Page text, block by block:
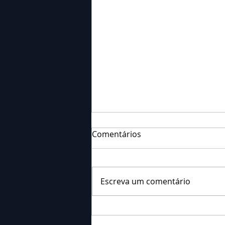
Falecimento: Sr. Neri
Comentários
Escreva um comentário